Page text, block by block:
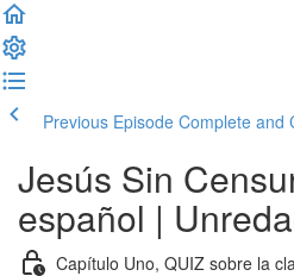
Previous Episode Complete and
Jesús Sin
español |
Capítulo Uno, QUIZ sobre la